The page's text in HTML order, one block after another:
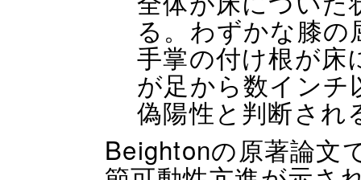
る。わずかな膝
手掌の付け根が床
が足から数イン
偽陽性と判断され
Beightonの原著論文